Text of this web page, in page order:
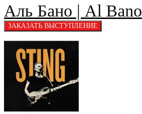
Аль Бано | Al Bano